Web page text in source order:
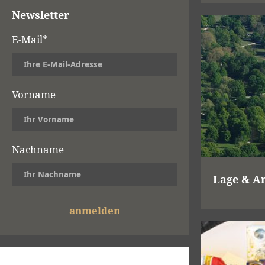
Newsletter
E-Mail*
Vorname
Nachname
Lage &